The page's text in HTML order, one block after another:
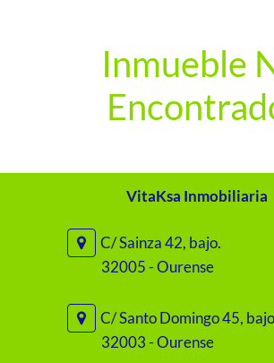
Inmueble
VitaKsa Inmobiliaria
C/ Sainza 42, bajo.
32005 - Ourense
C/ Santo Domingo 45,
32003 - Ourense